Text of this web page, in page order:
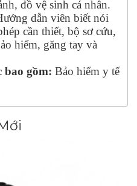
đồ vệ sinh cá nhân.
dẫn viên biết nói
cần thiết, bộ sơ cứu,
hiểm, găng tay và
bao gồm: Bảo hiểm y tế